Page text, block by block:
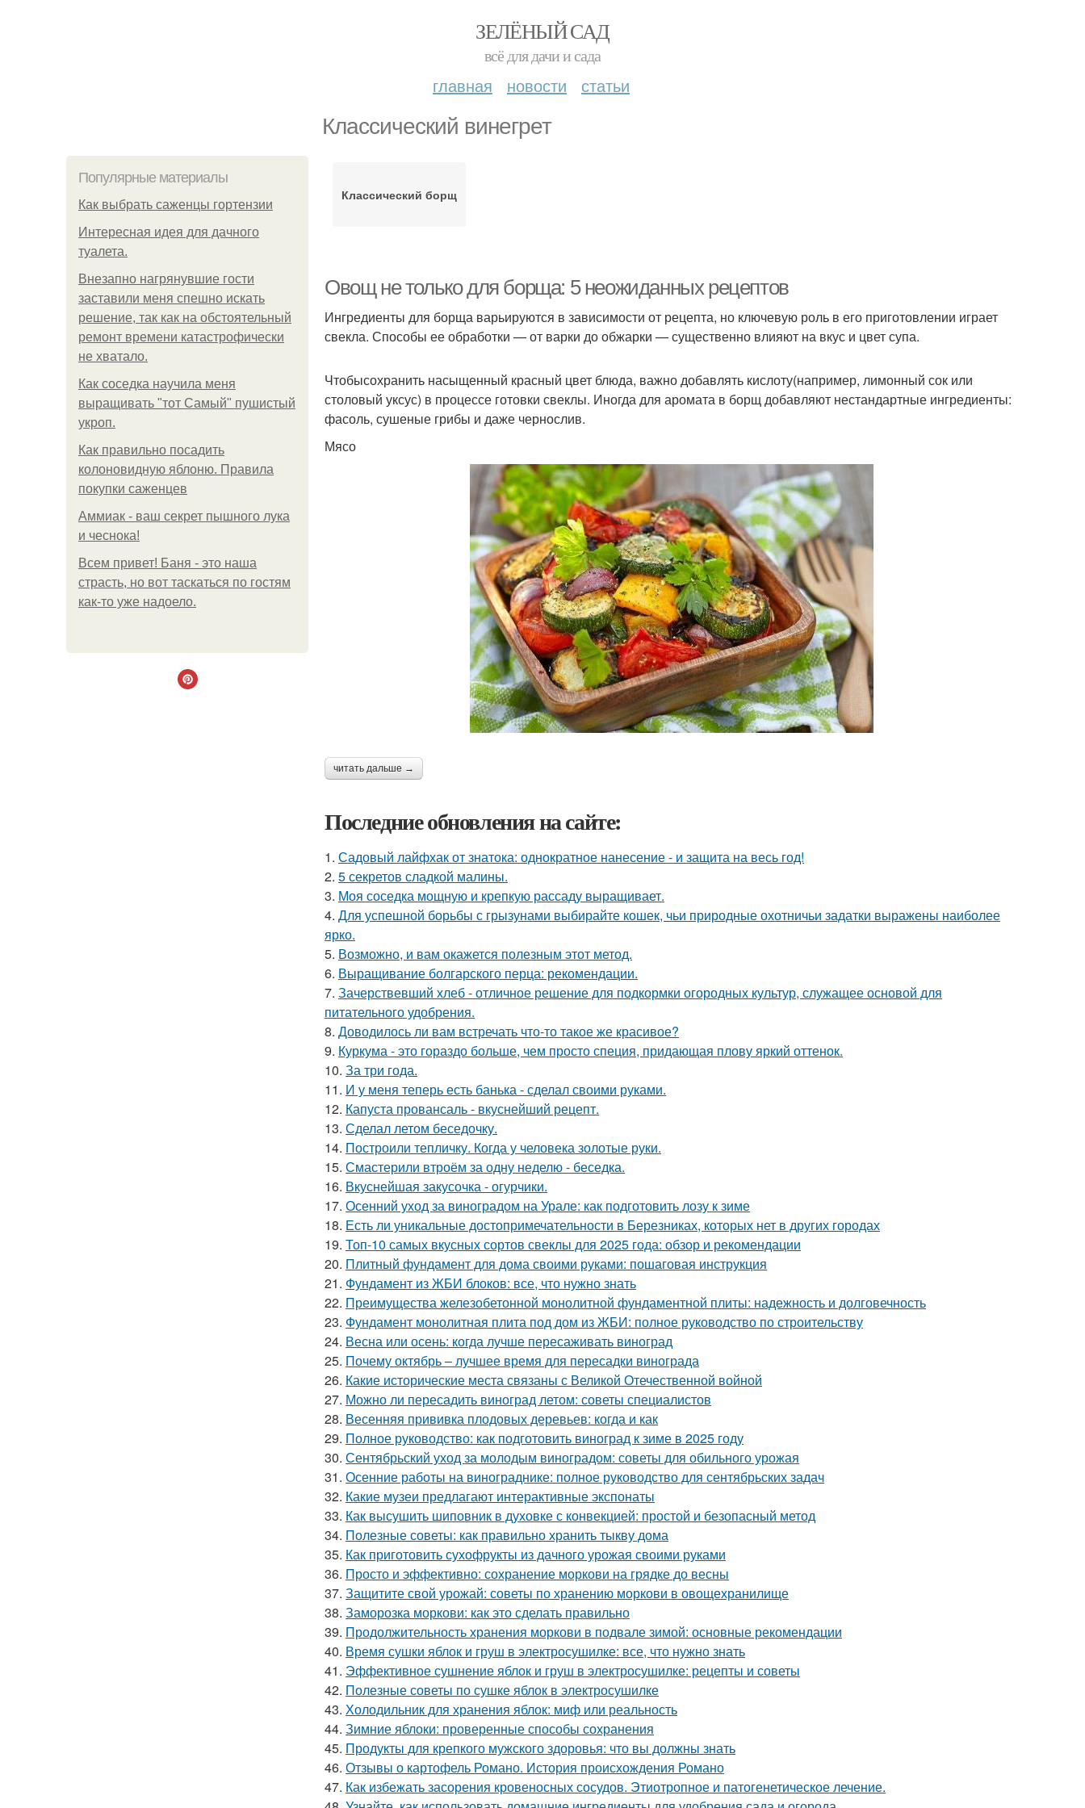
ЗЕЛЁНЫЙ САД
всё для дачи и сада
главная новости статьи
Классический винегрет
Популярные материалы
Как выбрать саженцы гортензии
Интересная идея для дачного
туалета.
Внезапно нагрянувшие гости
заставили меня спешно искать
решение, так как на обстоятельный
ремонт времени катастрофически
не хватало.
Как соседка научила меня
выращивать "тот Самый" пушистый
укроп.
Как правильно посадить
колоновидную яблоню. Правила
покупки саженцев
Аммиак - ваш секрет пышного лука
и чеснока!
Всем привет! Баня - это наша
страсть, но вот таскаться по гостям
как-то уже надоело.
Классический борщ
Овощ не только для борща: 5 неожиданных рецептов
Ингредиенты для борща варьируются в зависимости от рецепта, но ключевую роль в его приготовлении играет
свекла. Способы ее обработки — от варки до обжарки — существенно влияют на вкус и цвет супа.
Чтобысохранить насыщенный красный цвет блюда, важно добавлять кислоту(например, лимонный сок или
столовый уксус) в процессе готовки свеклы. Иногда для аромата в борщ добавляют нестандартные ингредиенты:
фасоль, сушеные грибы и даже чернослив.
Мясо
читать дальше →
Последние обновления на сайте:
1. Садовый лайфхак от знатока: однократное нанесение - и защита на весь год!
2. 5 секретов сладкой малины.
3. Моя соседка мощную и крепкую рассаду выращивает.
4. Для успешной борьбы с грызунами выбирайте кошек, чьи природные охотничьи задатки выражены наиболее
ярко.
5. Возможно, и вам окажется полезным этот метод.
6. Выращивание болгарского перца: рекомендации.
7. Зачерствевший хлеб - отличное решение для подкормки огородных культур, служащее основой для
питательного удобрения.
8. Доводилось ли вам встречать что-то такое же красивое?
9. Куркума - это гораздо больше, чем просто специя, придающая плову яркий оттенок.
10. За три года.
11. И у меня теперь есть банька - сделал своими руками.
12. Капуста провансаль - вкуснейший рецепт.
13. Сделал летом беседочку.
14. Построили тепличку. Когда у человека золотые руки.
15. Смастерили втроём за одну неделю - беседка.
16. Вкуснейшая закусочка - огурчики.
17. Осенний уход за виноградом на Урале: как подготовить лозу к зиме
18. Есть ли уникальные достопримечательности в Березниках, которых нет в других городах
19. Топ-10 самых вкусных сортов свеклы для 2025 года: обзор и рекомендации
20. Плитный фундамент для дома своими руками: пошаговая инструкция
21. Фундамент из ЖБИ блоков: все, что нужно знать
22. Преимущества железобетонной монолитной фундаментной плиты: надежность и долговечность
23. Фундамент монолитная плита под дом из ЖБИ: полное руководство по строительству
24. Весна или осень: когда лучше пересаживать виноград
25. Почему октябрь – лучшее время для пересадки винограда
26. Какие исторические места связаны с Великой Отечественной войной
27. Можно ли пересадить виноград летом: советы специалистов
28. Весенняя прививка плодовых деревьев: когда и как
29. Полное руководство: как подготовить виноград к зиме в 2025 году
30. Сентябрьский уход за молодым виноградом: советы для обильного урожая
31. Осенние работы на винограднике: полное руководство для сентябрьских задач
32. Какие музеи предлагают интерактивные экспонаты
33. Как высушить шиповник в духовке с конвекцией: простой и безопасный метод
34. Полезные советы: как правильно хранить тыкву дома
35. Как приготовить сухофрукты из дачного урожая своими руками
36. Просто и эффективно: сохранение моркови на грядке до весны
37. Защитите свой урожай: советы по хранению моркови в овощехранилище
38. Заморозка моркови: как это сделать правильно
39. Продолжительность хранения моркови в подвале зимой: основные рекомендации
40. Время сушки яблок и груш в электросушилке: все, что нужно знать
41. Эффективное сушнение яблок и груш в электросушилке: рецепты и советы
42. Полезные советы по сушке яблок в электросушилке
43. Холодильник для хранения яблок: миф или реальность
44. Зимние яблоки: проверенные способы сохранения
45. Продукты для крепкого мужского здоровья: что вы должны знать
46. Отзывы о картофель Романо. История происхождения Романо
47. Как избежать засорения кровеносных сосудов. Этиотропное и патогенетическое лечение.